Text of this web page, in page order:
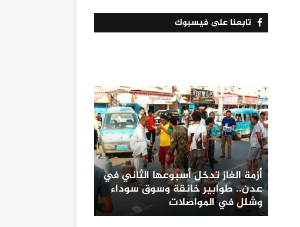
تابعنا على فيسبوك
أزمة الغاز تدخل أسبوعها الثاني في
عدن.. طوابير خانقة وسوق سوداء
وشلل في المواصلات